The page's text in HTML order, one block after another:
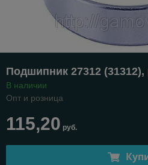
Подшипник 27312 (31312),
В наличии
Опт и розница
115,20 руб.